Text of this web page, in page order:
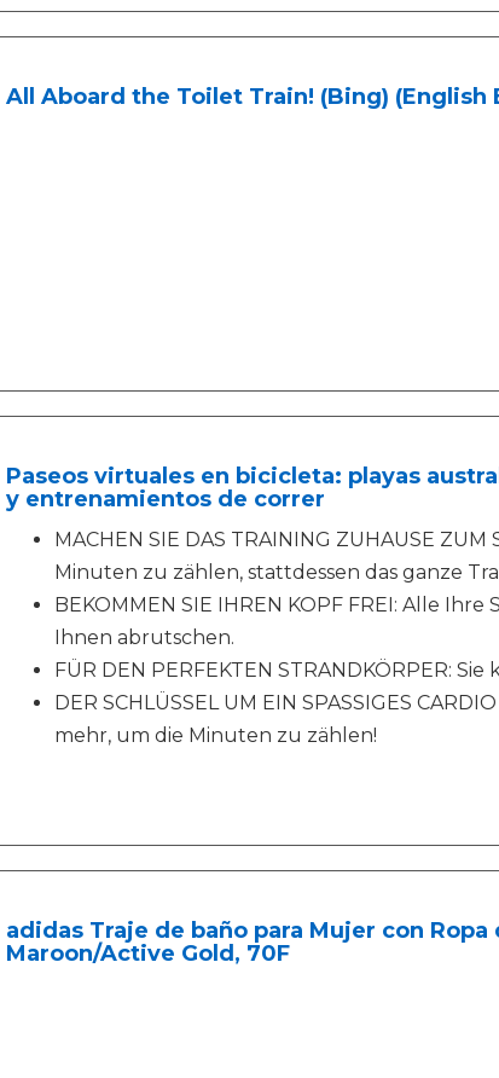
All Aboard the Toilet Train! (Bing) (English
Paseos virtuales en bicicleta: playas
y entrenamientos de correr
MACHEN SIE DAS TRAINING ZUHAUSE
Minuten zu zählen, stattdessen das ganze
BEKOMMEN SIE IHREN KOPF FREI: Alle
Ihnen abrutschen.
FÜR DEN PERFEKTEN STRANDKÖRPER:
DER SCHLÜSSEL UM EIN SPASSIGES
mehr, um die Minuten zu zählen!
adidas Traje de baño para Mujer con
Maroon/Active Gold, 70F